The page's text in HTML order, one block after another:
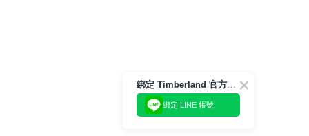
綁定 Timberland 官方會員
綁定 LINE 帳號